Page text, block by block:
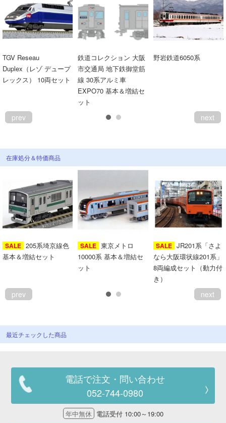
TGV Reseau
Duplex（レゾ デュープ
レックス） 10両セット
鉄道コレクション 大阪
市交通局 地下鉄御堂筋
線 30系アルミ車
EXPO70 基本＆増結セ
ット
野岩鉄道6050系
prev next
在庫処分＆特価商品
SALE 205系埼京線色
基本＆増結セット
SALE 東京メトロ
10000系 基本＆増結セ
ット
SALE JR201系「さよ
なら大阪環状線201系」
8両編成セット（動力付
き）
prev next
最近チェックした商品
電話で注文・問い合わせ
052-744-0980
年中無休 電話受付 10:00～19:00